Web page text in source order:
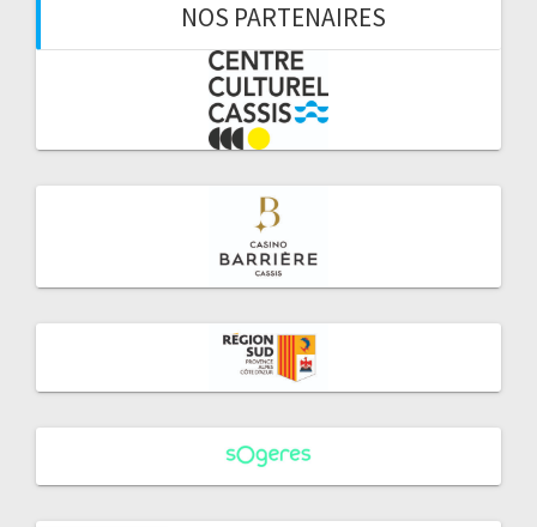
NOS PARTENAIRES